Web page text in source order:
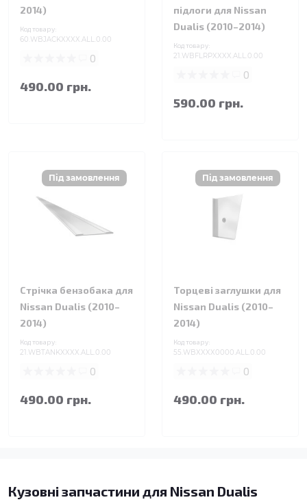
2014)
Код товару:
60.WBJACKXXXX.ALL.0.00
0
490.00 грн.
підлоги для Nissan
Dualis (2010–2014)
Код товару:
21.WBFLRPXXXX.ALL.0.00
0
590.00 грн.
Стрічка бензобака для
Nissan Dualis (2010–
2014)
Код товару:
21.WBTANKXXXX.ALL.0.00
0
490.00 грн.
Торцеві заглушки для
Nissan Dualis (2010–
2014)
Код товару:
55.WBXXXX0000.ALL.0.00
0
490.00 грн.
Кузовні запчастини для Nissan Dualis